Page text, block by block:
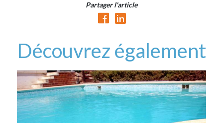
Partager l'article
Découvrez également